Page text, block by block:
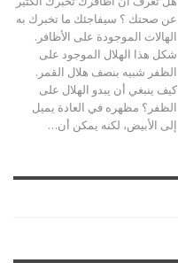
عن صحتك ؟ سيفاجئك ما تخبرك به
الهالات الموجودة على الأظافر.
شكل هذا الهلال الموجود على
الظفر شبيه بنصف هلال القمر.
كيف ينبغي أن يبدو الهلال على
الظفر؟ مظهره في العادة يميل
إلى الأبيض، لكنه يمكن أن…